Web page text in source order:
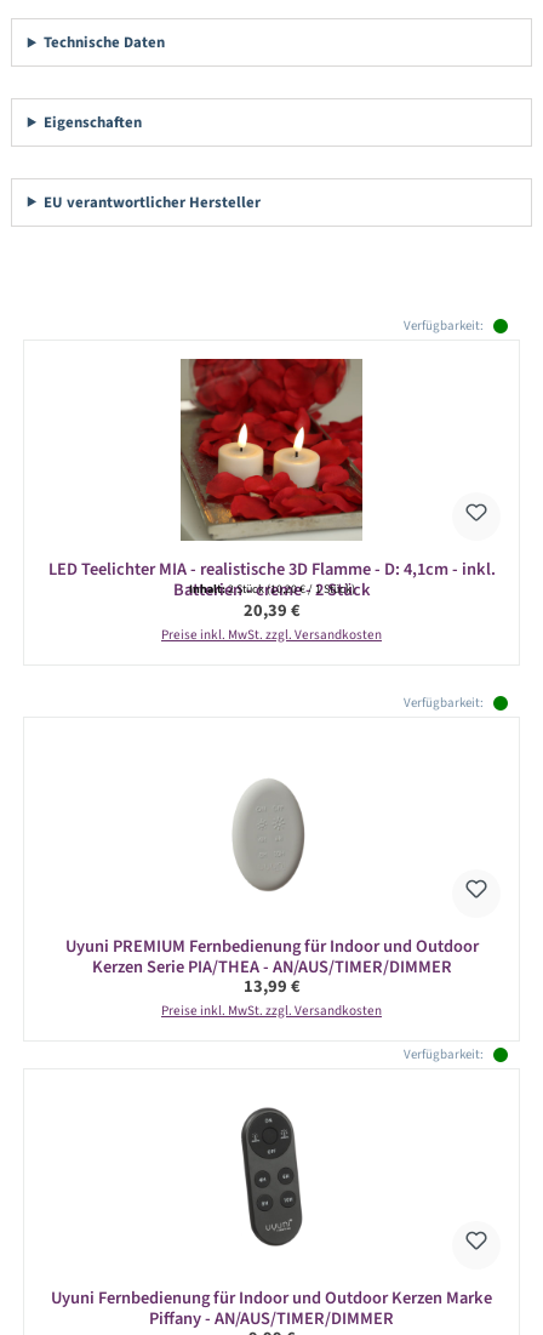
Technische Daten
Eigenschaften
EU verantwortlicher Hersteller
Verfügbarkeit:
LED Teelichter MIA - realistische 3D Flamme - D: 4,1cm - inkl.
Batterien - creme - 2 Stück
Inhalt:2 Stück(10,20 € / 1 Stück)
Regulärer Preis:
20,39 €
Preise inkl. MwSt. zzgl. Versandkosten
Verfügbarkeit:
Uyuni PREMIUM Fernbedienung für Indoor und Outdoor
Kerzen Serie PIA/THEA - AN/AUS/TIMER/DIMMER
Regulärer Preis:
13,99 €
Preise inkl. MwSt. zzgl. Versandkosten
Verfügbarkeit:
Uyuni Fernbedienung für Indoor und Outdoor Kerzen Marke
Piffany - AN/AUS/TIMER/DIMMER